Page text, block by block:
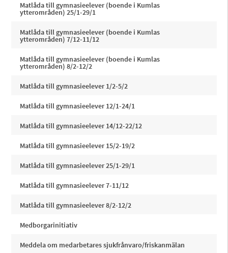
Matlåda till gymnasieelever (boende i Kumlas
ytterområden) 25/1-29/1
Matlåda till gymnasieelever (boende i Kumlas
ytterområden) 7/12-11/12
Matlåda till gymnasieelever (boende i Kumlas
ytterområden) 8/2-12/2
Matlåda till gymnasieelever 1/2-5/2
Matlåda till gymnasieelever 12/1-24/1
Matlåda till gymnasieelever 14/12-22/12
Matlåda till gymnasieelever 15/2-19/2
Matlåda till gymnasieelever 25/1-29/1
Matlåda till gymnasieelever 7-11/12
Matlåda till gymnasieelever 8/2-12/2
Medborgarinitiativ
Meddela om medarbetares sjukfrånvaro/friskanmälan